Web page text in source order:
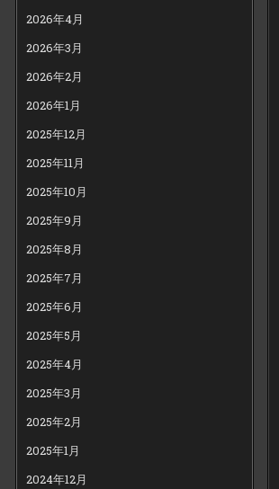
2026年4月
2026年3月
2026年2月
2026年1月
2025年12月
2025年11月
2025年10月
2025年9月
2025年8月
2025年7月
2025年6月
2025年5月
2025年4月
2025年3月
2025年2月
2025年1月
2024年12月